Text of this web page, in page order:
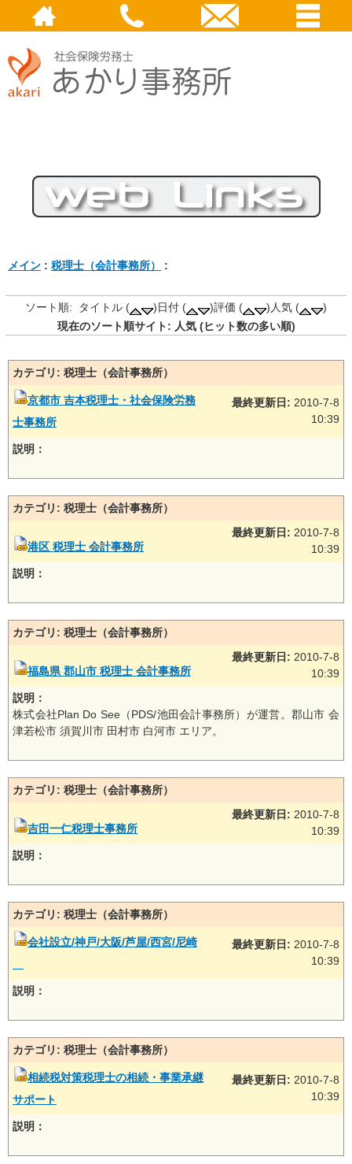
メイン : 税理士（会計事務所） :
ソート順: タイトル ( )日付 ( )評価 ( )人気 (
)
現在のソート順サイト: 人気 (ヒット数の多い順)
カテゴリ: 税理士（会計事務所）
京都市 吉本税理士・社会保険労務
士事務所
最終更新日: 2010-7-8
10:39
説明：
カテゴリ: 税理士（会計事務所）
港区 税理士 会計事務所
最終更新日: 2010-7-8
10:39
説明：
カテゴリ: 税理士（会計事務所）
福島県 郡山市 税理士 会計事務所
最終更新日: 2010-7-8
10:39
説明：
株式会社Plan Do See（PDS/池田会計事務所）が運営。郡山市 会
津若松市 須賀川市 田村市 白河市 エリア。
カテゴリ: 税理士（会計事務所）
吉田一仁税理士事務所
最終更新日: 2010-7-8
10:39
説明：
カテゴリ: 税理士（会計事務所）
会社設立/神戸/大阪/芦屋/西宮/尼崎 最終更新日: 2010-7-8
10:39
説明：
カテゴリ: 税理士（会計事務所）
相続税対策税理士の相続・事業承継
サポート
最終更新日: 2010-7-8
10:39
説明：